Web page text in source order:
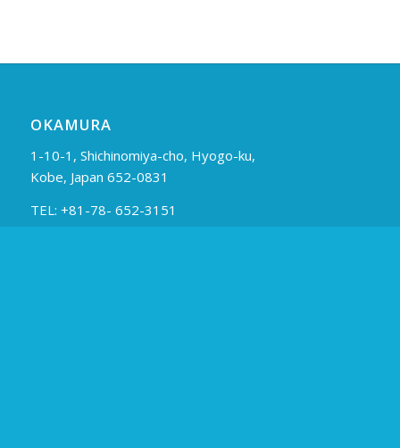
OKAMURA
1-10-1, Shichinomiya-cho, Hyogo-ku,
Kobe, Japan 652-0831
TEL: +81-78- 652-3151